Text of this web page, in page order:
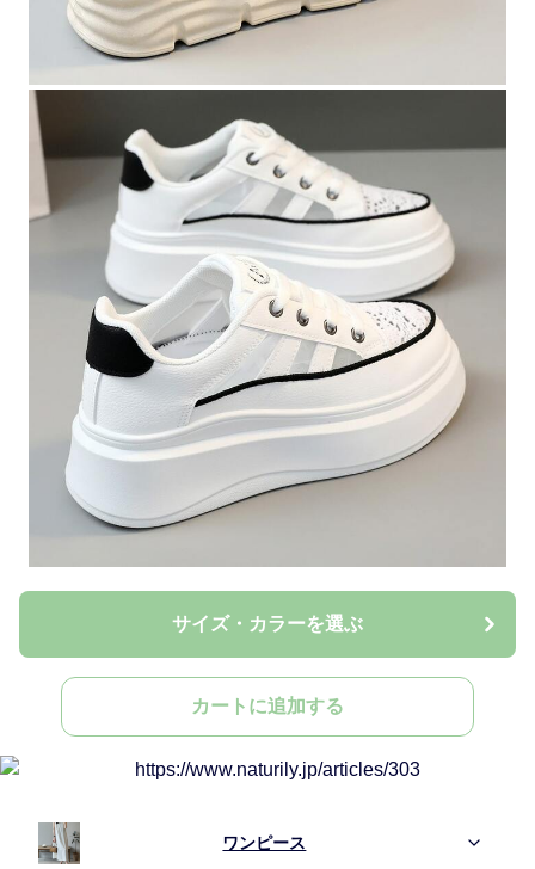
サイズ・カラーを選ぶ
カートに追加する
ワンピース